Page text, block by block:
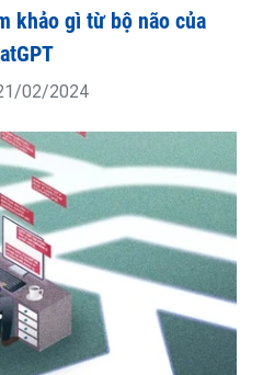
khảo gì từ bộ não của
02/2024